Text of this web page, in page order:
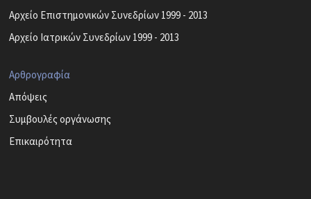
Αρχείο Επιστημονικών Συνεδρίων 1999 - 2013
Αρχείο Ιατρικών Συνεδρίων 1999 - 2013
Αρθρογραφία
Απόψεις
Συμβουλές οργάνωσης
Επικαιρότητα